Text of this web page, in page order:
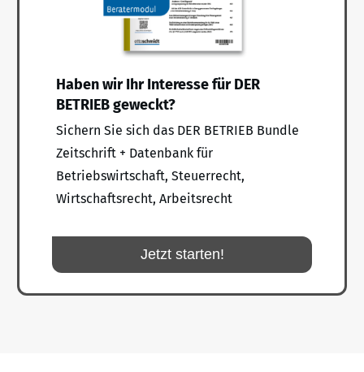
Haben wir Ihr Interesse für DER
BETRIEB geweckt?
Sichern Sie sich das DER BETRIEB Bundle
Zeitschrift + Datenbank für
Betriebswirtschaft, Steuerrecht,
Wirtschaftsrecht, Arbeitsrecht
Jetzt starten!